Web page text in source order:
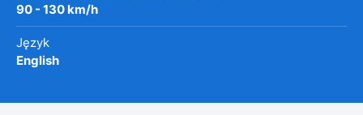
90 - 130 km/h
Język
English